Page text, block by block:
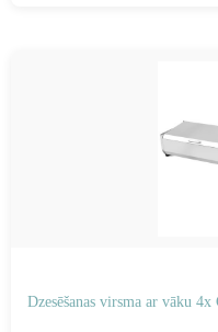
Dzesēšanas virsma ar vāku